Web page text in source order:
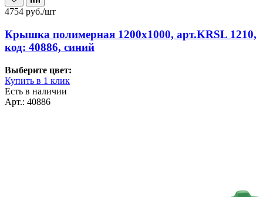
4754 руб./шт
Крышка полимерная 1200х1000, арт.KRSL 1210,
код: 40886, синий
Выберите цвет:
Купить в 1 клик
Есть в наличии
Арт.: 40886